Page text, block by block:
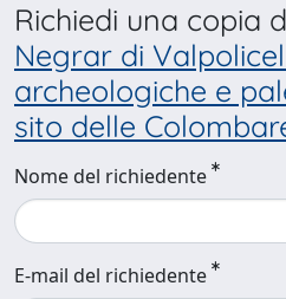
Richiedi una copia
Negrar di
archeologiche e
sito delle
Nome del richiedente
E-mail del richiedente